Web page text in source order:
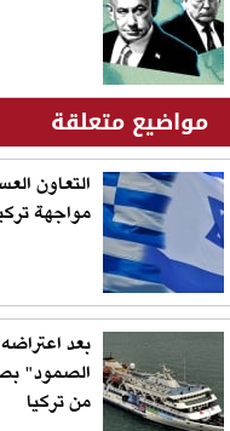
مواضيع متعلقة
التعاون
مواجهة
بعد
الصمود"
من تركيا